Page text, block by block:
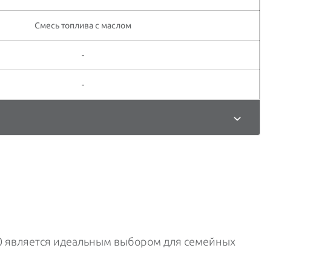
Смесь топлива с маслом
-
-
является идеальным выбором для семейных